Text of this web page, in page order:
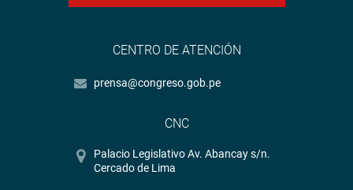
CENTRO DE ATENCIÓN
prensa@congreso.gob.pe
CNC
Palacio Legislativo Av. Abancay s/n.
Cercado de Lima